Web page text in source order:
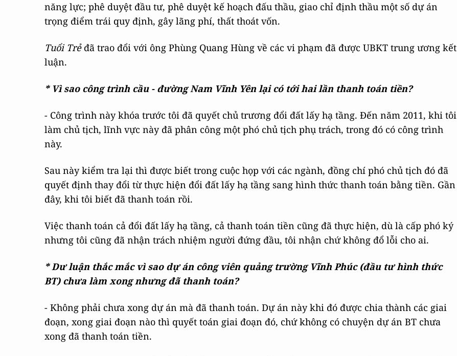
năng lực; phê duyệt đầu tư, phê duyệt kế hoạch đấu thầu, giao chỉ định thầu một số dự án
trọng điểm trái quy định, gây lãng phí, thất thoát vốn.
Tuổi Trẻđã trao đổi với ông Phùng Quang Hùng về các vi phạm đã được UBKT trung ương kết
luận.
* Vì sao công trình cầu - đường Nam Vĩnh Yên lại có tới hai lần thanh toán tiền?
- Công trình này khóa trước tôi đã quyết chủ trương đổi đất lấy hạ tầng. Đến năm 2011, khi tôi
làm chủ tịch, lĩnh vực này đã phân công một phó chủ tịch phụ trách, trong đó có công trình
này.
Sau này kiểm tra lại thì được biết trong cuộc họp với các ngành, đồng chí phó chủ tịch đó đã
quyết định thay đổi từ thực hiện đổi đất lấy hạ tầng sang hình thức thanh toán bằng tiền. Gần
đây, khi tôi biết đã thanh toán rồi.
Việc thanh toán cả đổi đất lấy hạ tầng, cả thanh toán tiền cũng đã thực hiện, dù là cấp phó ký
nhưng tôi cũng đã nhận trách nhiệm người đứng đầu, tôi nhận chứ không đổ lỗi cho ai.
* Dư luận thắc mắc vì sao dự án công viên quảng trường Vĩnh Phúc (đầu tư hình thức
BT) chưa làm xong nhưng đã thanh toán?
- Không phải chưa xong dự án mà đã thanh toán. Dự án này khi đó được chia thành các giai
đoạn, xong giai đoạn nào thì quyết toán giai đoạn đó, chứ không có chuyện dự án BT chưa
xong đã thanh toán tiền.